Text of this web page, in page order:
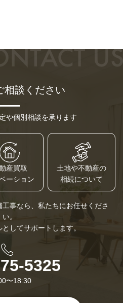
相談ください
や個別相談を承ります
産買取
ーション
土地や不動産の
相続について
事なら、私たちにお任せくださ
い。
してサポートします。
5325
〜18:30